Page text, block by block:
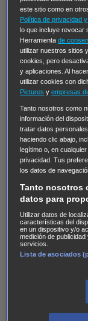
Hudson &
Regreso al
caballeros
y Lola
Moonflower
Evolution
NCIS:
The
The
Chicago
de
Ladrón de
AXN
Nevers
defender a
Absentia
este sitio como en
Política de privacidad
lo que incluye revocar
Herramientade
utilizar nuestros sitios
cookies, pero
y aplicaciones. Al
utilizar cookies con
Pictures yempresas
Tanto nosotros como
información del
tratar datos
haciendo clic abajo,
legítimo o, en
privacidad. Tus
los datos de
Tanto nosotros
datos para
Utilizar datos de
características del
en un dispositivo y/o
medición de
servicios.
Lista de asociados